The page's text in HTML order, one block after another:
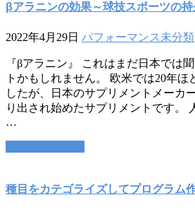
βアラニンの効果～球技スポーツの
2022年4月29日 パフォーマンス 未分類
『βアラニン』 これはまだ日本では
トかもしれません。 欧米では20年ほ
したが、日本のサプリメントメーカ
り出され始めたサプリメントです。
…
種目をカテゴライズしてプログラム